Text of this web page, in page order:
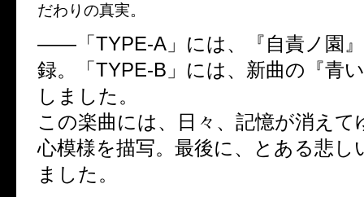
だわりの真実。
――「TYPE-A」には、『自責ノ園
録。「TYPE-B」には、新曲の『青
しました。
この楽曲には、日々、記憶が消えて
心模様を描写。最後に、とある悲し
ました。